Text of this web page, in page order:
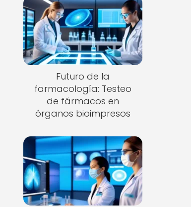
Futuro de la
farmacología: Testeo
de fármacos en
órganos bioimpresos